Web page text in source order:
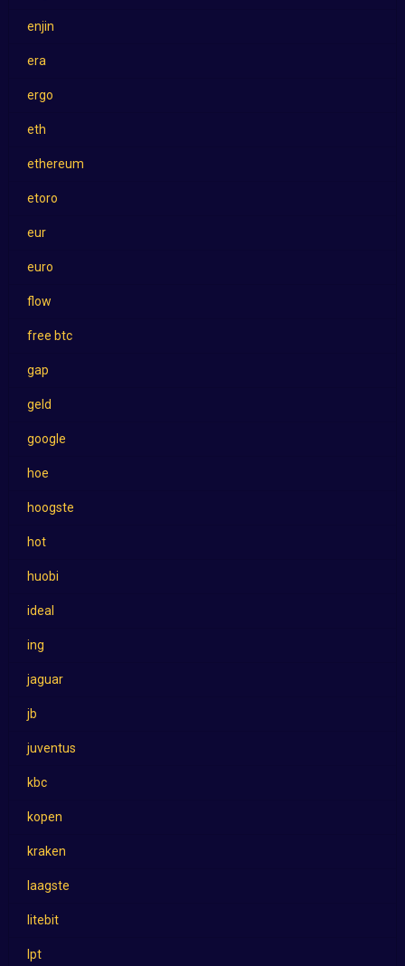
enjin
era
ergo
eth
ethereum
etoro
eur
euro
flow
free btc
gap
geld
google
hoe
hoogste
hot
huobi
ideal
ing
jaguar
jb
juventus
kbc
kopen
kraken
laagste
litebit
lpt